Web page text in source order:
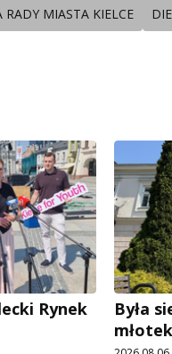
RADY MIASTA KIELCE
Rynek
Była